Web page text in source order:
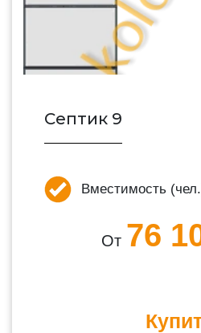
Септик 9
Вместимость
От 76